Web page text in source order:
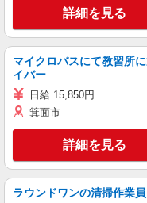
詳細を見る
マイクロバスにて教習所
イバー
日給 15,850円
箕面市
詳細を見る
ラウンドワンの清掃作業員